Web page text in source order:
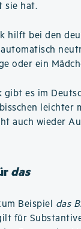
sie hat.
hilft bei den
oder ein
gibt es im
leichter
auch wieder
das
Beispiel das
für